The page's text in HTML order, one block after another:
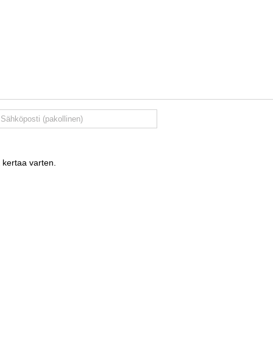
varten.